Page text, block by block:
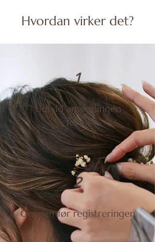
Hvordan virker det?
1
Udfyld ansøgningen
form.
2
Gennemfør registreringen